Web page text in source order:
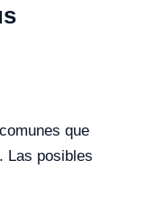
que
Las posibles